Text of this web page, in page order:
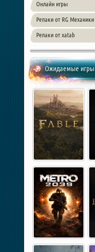
Онлайн игры
Репаки от RG Механики
Репаки от xatab
Ожидаемые игры